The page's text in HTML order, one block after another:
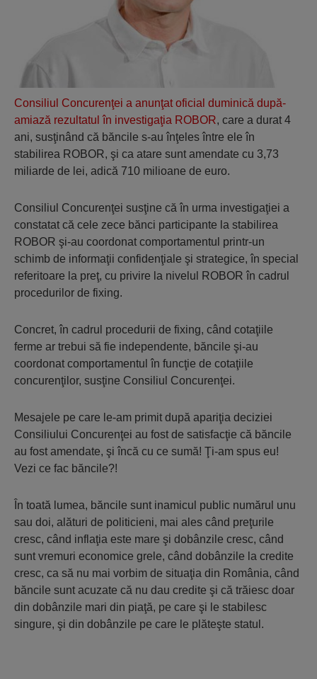
Consiliul Concurenţei a anunţat oficial duminică după-
amiază rezultatul în investigaţia ROBOR, care a durat 4
ani, susţinând că băncile s-au înţeles între ele în
stabilirea ROBOR, şi ca atare sunt amendate cu 3,73
miliarde de lei, adică 710 milioane de euro.
Consiliul Concurenţei susţine că în urma investigaţiei a
constatat că cele zece bănci participante la stabilirea
ROBOR şi-au coordonat comportamentul printr-un
schimb de informaţii confidenţiale şi strategice, în special
referitoare la preţ, cu privire la nivelul ROBOR în cadrul
procedurilor de fixing.
Concret, în cadrul procedurii de fixing, când cotaţiile
ferme ar trebui să fie independente, băncile şi-au
coordonat comportamentul în funcţie de cotaţiile
concurenţilor, susţine Consiliul Concurenţei.
Mesajele pe care le-am primit după apariţia deciziei
Consiliului Concurenţei au fost de satisfacţie că băncile
au fost amendate, şi încă cu ce sumă! Ţi-am spus eu!
Vezi ce fac băncile?!
În toată lumea, băncile sunt inamicul public numărul unu
sau doi, alături de politicieni, mai ales când preţurile
cresc, când inflaţia este mare şi dobânzile cresc, când
sunt vremuri economice grele, când dobânzile la credite
cresc, ca să nu mai vorbim de situaţia din România, când
băncile sunt acuzate că nu dau credite şi că trăiesc doar
din dobânzile mari din piaţă, pe care şi le stabilesc
singure, şi din dobânzile pe care le plăteşte statul.